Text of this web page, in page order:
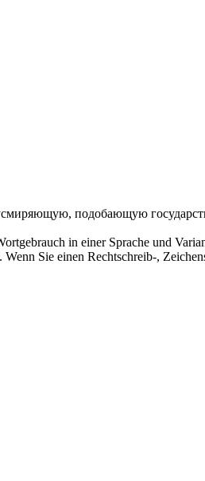
подобающую
in einer Sprache und
Sie einen Rechtschreib-,